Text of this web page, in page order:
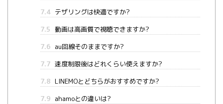
7.4 テザリングは快適ですか?
7.5 動画は高画質で視聴できますか?
7.6 au回線そのままですか?
7.7 速度制限後はどれくらい使えますか?
7.8 LINEMOとどちらがおすすめですか?
7.9 ahamoとの違いは?